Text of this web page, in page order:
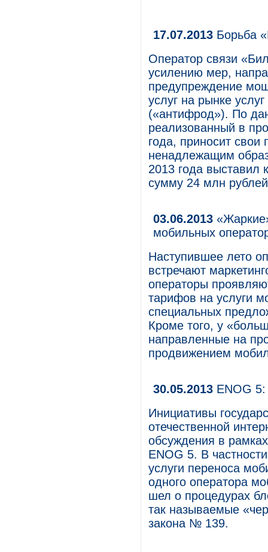
17.07.2013 Борьба
Оператор связи
усилению мер,
предупреждение
услуг на рынке
(«антифрод»). По
реализованный в
года, приносит свои
ненадлежащим
2013 года
сумму 24 млн
03.06.2013
мобильных
Наступившее лето
встречают
операторы
тарифов на услуги
специальных
Кроме того, у
направленные на
продвижением
30.05.2013 ENOG 5:
Инициативы
отечественной
обсуждения в
ENOG 5. В
услуги переноса
одного оператора
шел о процедурах
так называемые
закона № 139.